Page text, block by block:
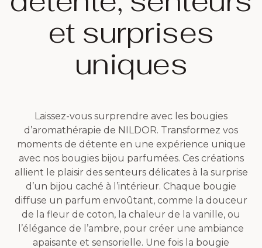
et surprises
uniques
Laissez-vous surprendre avec les bougies
d’aromathérapie de NILDOR. Transformez vos
moments de détente en une expérience unique
avec nos bougies bijou parfumées. Ces créations
allient le plaisir des senteurs délicates à la surprise
d’un bijou caché à l’intérieur. Chaque bougie
diffuse un parfum envoûtant, comme la douceur
de la fleur de coton, la chaleur de la vanille, ou
l’élégance de l’ambre, pour créer une ambiance
apaisante et sensorielle. Une fois la bougie